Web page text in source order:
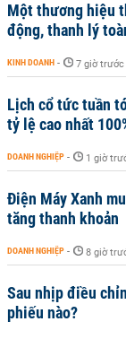
Một thương hiệu
động, thanh lý
KINH DOANH - 7 giờ trước
Lịch cổ tức tuần
tỷ lệ cao nhất
DOANH NGHIỆP - 1 giờ
Điện Máy Xanh
tăng thanh khoản
DOANH NGHIỆP - 8 giờ
Sau nhịp điều
phiếu nào?